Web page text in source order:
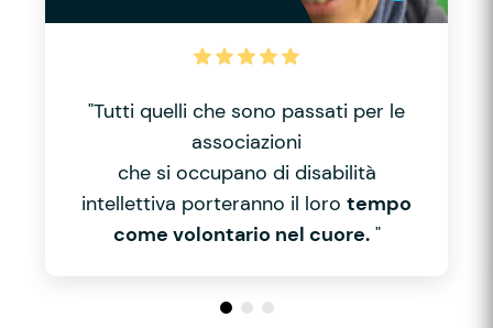
"Tutti quelli che sono passati per le
associazioni
che si occupano di disabilità
intellettiva porteranno il loro tempo
come volontario nel cuore."